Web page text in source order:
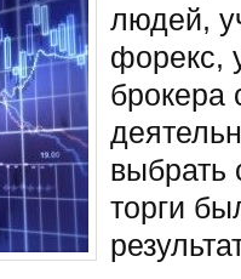
людей,
форекс,
брокера
выбрать
торги